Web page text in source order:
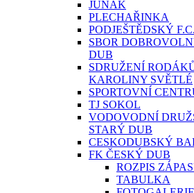
JUNÁK
PLECHAŘINKA
PODJEŠTĚDSKÝ
SBOR
DUB
SDRUŽENÍ
KAROLINY SVĚTLÉ
SPORTOVNÍ
TJ SOKOL
VODOVODNÍ
STARÝ DUB
CESKODUBSKÝ
FK ČESKÝ DUB
ROZPIS
TABULKA